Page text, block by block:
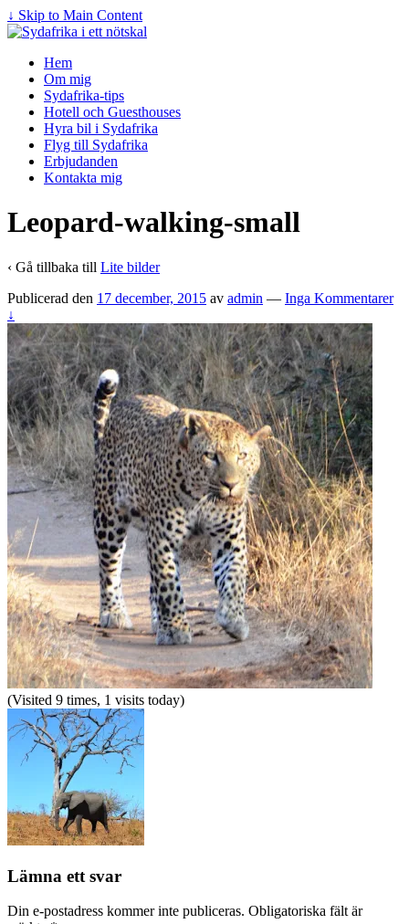
↓ Skip to Main Content
Hem
Om mig
Sydafrika-tips
Hotell och Guesthouses
Hyra bil i Sydafrika
Flyg till Sydafrika
Erbjudanden
Kontakta mig
Leopard-walking-small
‹ Gå tillbaka till Lite bilder
Publicerad den 17 december, 2015 av admin — Inga Kommentarer
↓
(Visited 9 times, 1 visits today)
Lämna ett svar
Din e-postadress kommer inte publiceras. Obligatoriska fält är